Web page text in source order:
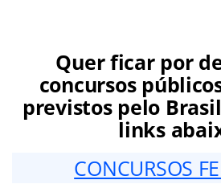
Quer ficar por
concursos
previstos pelo
links
CONCURSOS